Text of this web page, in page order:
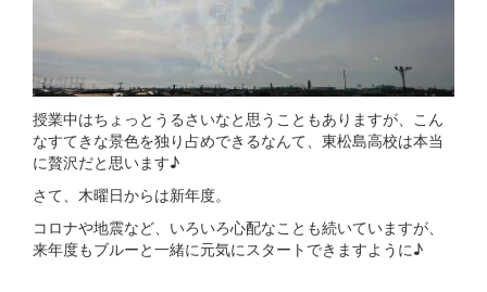
授業中はちょっとうるさいなと思うこともありますが、こん
なすてきな景色を独り占めできるなんて、東松島高校は本当
に贅沢だと思います♪
さて、木曜日からは新年度。
コロナや地震など、いろいろ心配なことも続いていますが、
来年度もブルーと一緒に元気にスタートできますように♪